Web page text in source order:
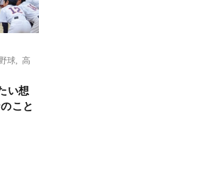
野球
高
い想
こと